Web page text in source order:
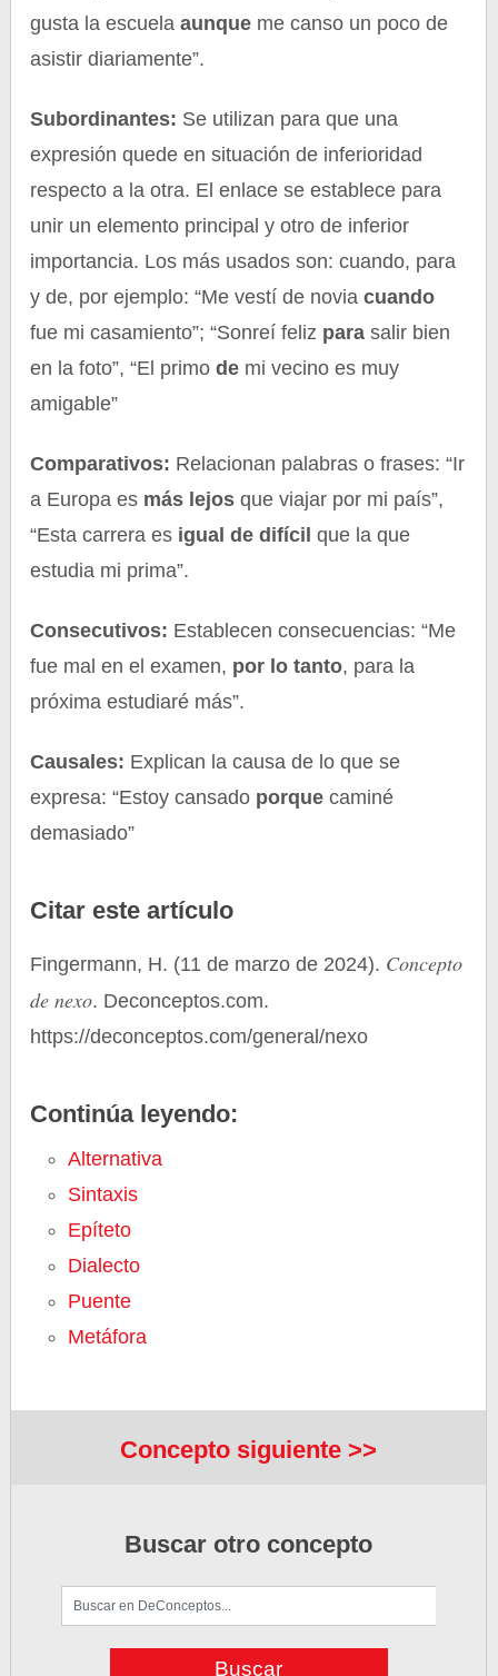
gusta la escuelaaunque me canso un poco de
asistir diariamente”.
Subordinantes: Se utilizan para que una
expresión quede en situación de inferioridad
respecto a la otra. El enlace se establece para
unir un elemento principal y otro de inferior
importancia. Los más usados son: cuando, para
y de, por ejemplo: “Me vestí de noviacuando
fue mi casamiento”; “Sonreí feliz para salir bien
en la foto”, “El primo de mi vecino es muy
amigable”
Comparativos: Relacionan palabras o frases: “Ir
a Europa es más lejos que viajar por mi país”,
“Esta carrera es igual de difícil que la que
estudia mi prima”.
Consecutivos: Establecen consecuencias: “Me
fue mal en el examen, por lo tanto, para la
próxima estudiaré más”.
Causales: Explican la causa de lo que se
expresa: “Estoy cansado porque caminé
demasiado”
Citar este artículo
Fingermann, H. (11 de marzo de 2024). Concepto
de nexo. Deconceptos.com.
https://deconceptos.com/general/nexo
Continúa leyendo:
Alternativa
Sintaxis
Epíteto
Dialecto
Puente
Metáfora
Concepto siguiente >>
Buscar otro concepto